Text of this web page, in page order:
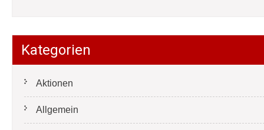
Kategorien
Aktionen
Allgemein